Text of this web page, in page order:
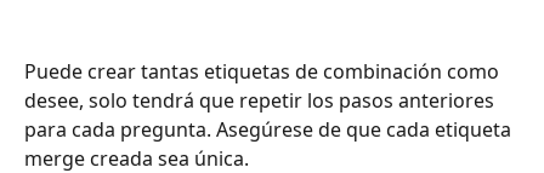
Puede crear tantas etiquetas de combinación como
desee, solo tendrá que repetir los pasos anteriores
para cada pregunta. Asegúrese de que cada etiqueta
merge creada sea única.